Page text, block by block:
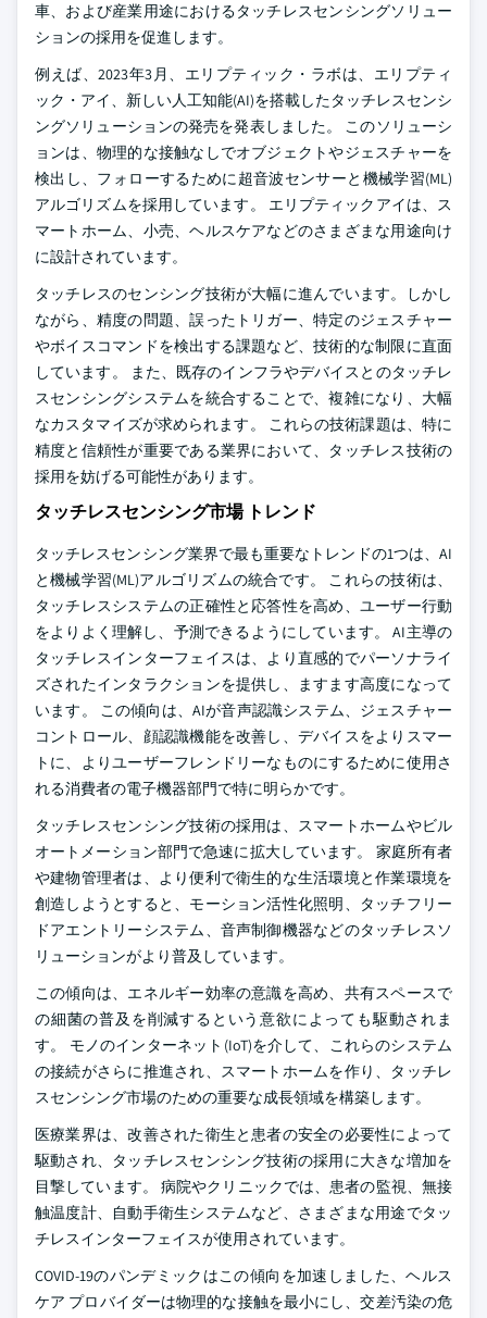
車、および産業用途におけるタッチレスセンシングソリュー
ションの採用を促進します。
例えば、2023年3月、エリプティック・ラボは、エリプティ
ック・アイ、新しい人工知能(AI)を搭載したタッチレスセンシ
ングソリューションの発売を発表しました。 このソリューシ
ョンは、物理的な接触なしでオブジェクトやジェスチャーを
検出し、フォローするために超音波センサーと機械学習(ML)
アルゴリズムを採用しています。 エリプティックアイは、ス
マートホーム、小売、ヘルスケアなどのさまざまな用途向け
に設計されています。
タッチレスのセンシング技術が大幅に進んでいます。しかし
ながら、精度の問題、誤ったトリガー、特定のジェスチャー
やボイスコマンドを検出する課題など、技術的な制限に直面
しています。 また、既存のインフラやデバイスとのタッチレ
スセンシングシステムを統合することで、複雑になり、大幅
なカスタマイズが求められます。 これらの技術課題は、特に
精度と信頼性が重要である業界において、タッチレス技術の
採用を妨げる可能性があります。
タッチレスセンシング市場 トレンド
タッチレスセンシング業界で最も重要なトレンドの1つは、AI
と機械学習(ML)アルゴリズムの統合です。 これらの技術は、
タッチレスシステムの正確性と応答性を高め、ユーザー行動
をよりよく理解し、予測できるようにしています。 AI主導の
タッチレスインターフェイスは、より直感的でパーソナライ
ズされたインタラクションを提供し、ますます高度になって
います。 この傾向は、AIが音声認識システム、ジェスチャー
コントロール、顔認識機能を改善し、デバイスをよりスマー
トに、よりユーザーフレンドリーなものにするために使用さ
れる消費者の電子機器部門で特に明らかです。
タッチレスセンシング技術の採用は、スマートホームやビル
オートメーション部門で急速に拡大しています。 家庭所有者
や建物管理者は、より便利で衛生的な生活環境と作業環境を
創造しようとすると、モーション活性化照明、タッチフリー
ドアエントリーシステム、音声制御機器などのタッチレスソ
リューションがより普及しています。
この傾向は、エネルギー効率の意識を高め、共有スペースで
の細菌の普及を削減するという意欲によっても駆動されま
す。 モノのインターネット(IoT)を介して、これらのシステム
の接続がさらに推進され、スマートホームを作り、タッチレ
スセンシング市場のための重要な成長領域を構築します。
医療業界は、改善された衛生と患者の安全の必要性によって
駆動され、タッチレスセンシング技術の採用に大きな増加を
目撃しています。 病院やクリニックでは、患者の監視、無接
触温度計、自動手衛生システムなど、さまざまな用途でタッ
チレスインターフェイスが使用されています。
COVID-19のパンデミックはこの傾向を加速しました、ヘルス
ケア プロバイダーは物理的な接触を最小にし、交差汚染の危